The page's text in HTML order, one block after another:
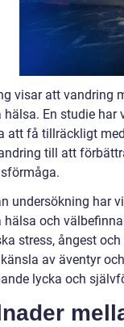
visar att vandring
hälsa. En studie har
att få tillräckligt
till att
undersökning har
hälsa och
stress, ångest
av äventyr
lycka och